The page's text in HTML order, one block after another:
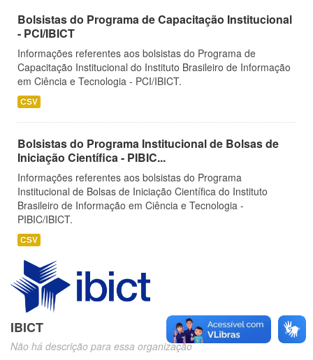
Bolsistas do Programa de Capacitação Institucional
- PCI/IBICT
Informações referentes aos bolsistas do Programa de
Capacitação Institucional do Instituto Brasileiro de Informação
em Ciência e Tecnologia - PCI/IBICT.
CSV
Bolsistas do Programa Institucional de Bolsas de
Iniciação Científica - PIBIC...
Informações referentes aos bolsistas do Programa
Institucional de Bolsas de Iniciação Científica do Instituto
Brasileiro de Informação em Ciência e Tecnologia -
PIBIC/IBICT.
CSV
IBICT
Não há descrição para essa organização